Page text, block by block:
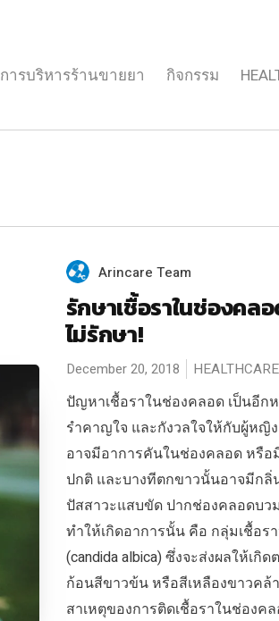
การบริหารร้านขายยา กิจกรรม
Arincare Team
รักษาเชื้อราในช่องคล
ไม่รักษา!
December 20, 2018 HEALTHCARE
ปัญหาเชื้อราในช่องคลอด เป็นอีก
รำคาญใจ และกังวลใจให้กับผู้หญิง
อาจมีอาการคันในช่องคลอด หรื
ปกติ และบางทีตกขาวนั้นอาจมีกลิ่
ปัสสาวะแสบขัด ปากช่องคลอดบว
ทำให้เกิดอาการนั้น คือ กลุ่มเชื้อร
(candida albica) ซึ่งจะส่งผลให้เ
ก้อนสีขาวข้น หรือสีเหลืองขาวค
สาเหตุของการติดเชื้อราในช่องค